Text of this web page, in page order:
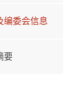
编委会信息
要